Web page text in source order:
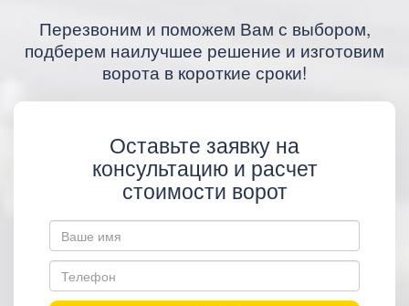
Перезвоним и поможем Вам с выбором,
подберем наилучшее решение и изготовим
ворота в короткие сроки!
Оставьте заявку на
консультацию и расчет
стоимости ворот